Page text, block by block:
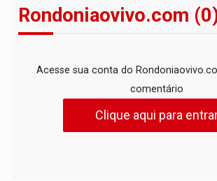
Rondoniaovivo.com
Acesse sua conta do
comentário
Clique aqui para